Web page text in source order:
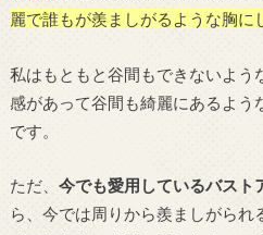
麗で誰もが羨ましがるような胸に
私はもともと谷間もできないよう
感があって谷間も綺麗にあるよう
です。
ただ、 今でも愛用しているバスト
ら、今では周りから羨ましがられ